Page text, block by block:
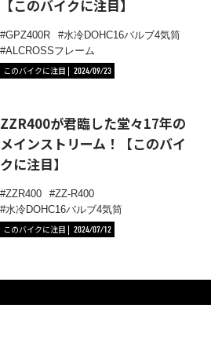
【このバイクに注目】
GPZ400R
水冷DOHC16バルブ4気筒
ALCROSSフレーム
このバイクに注目
2024/09/23
ZZR400が君臨した堂々17年の
メインストリーム！【このバイ
クに注目】
ZZR400
ZZ-R400
水冷DOHC16バルブ4気筒
このバイクに注目
2024/07/12